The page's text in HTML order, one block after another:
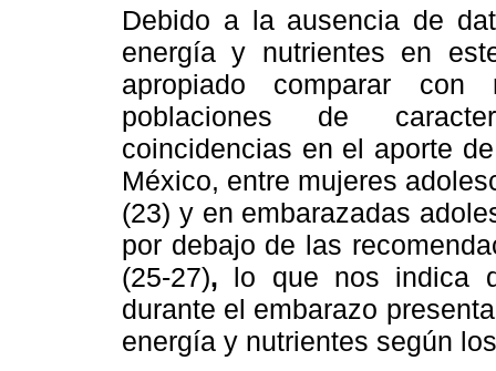
Debido a la ausencia de
energía y nutrientes en
apropiado comparar
poblaciones de
coincidencias en el aporte
México, entre mujeres
(23) y en embarazadas
por debajo de las
(25-27), lo que nos indica
durante el embarazo
energía y nutrientes según